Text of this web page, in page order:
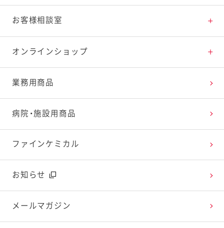
料理の基本
特集レシピ
レシピランキング
レシピ動画
今日のレシピギャラリー
新商品・リニューアル品一覧
販売終了商品一覧
体験・エンタメトップ
マヨテラス（見学施設）
オープンキッチン（工場見学）
深谷テラス ヤサイな仲間たちファーム
おたのしみコンテンツ
広告ギャラリー
テレビ・ラジオ
お客様相談室
お客様相談室トップ
よくお寄せいただくご質問
お客様の声を活かしました
オンラインショップ
Qummy
キユーピーウエルネス
業務用商品
病院・施設用商品
ファインケミカル
お知らせ
メールマガジン